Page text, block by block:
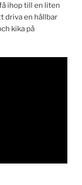
ihop till en liten
driva en hållbar
kika på